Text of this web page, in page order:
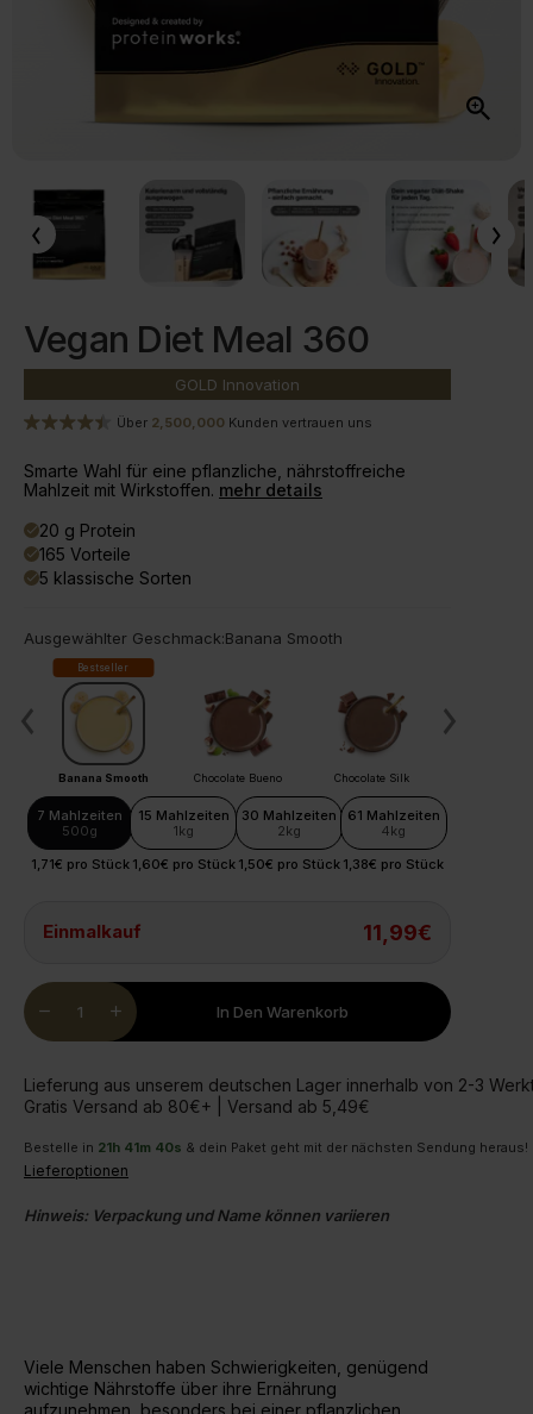
Vegan Diet Meal 360
GOLD Innovation
Über 2,500,000 Kunden vertrauen uns
Smarte Wahl für eine pflanzliche, nährstoffreiche
Mahlzeit mit Wirkstoffen. mehr details
done20 g Protein
done165 Vorteile
done5 klassische Sorten
Ausgewählter Geschmack:Banana Smooth
Bestseller
Banana Smooth Chocolate Bueno Chocolate Silk
7 Mahlzeiten
500g
1,71€ pro Stück
15 Mahlzeiten
1kg
1,60€ pro Stück
30 Mahlzeiten
2kg
1,50€ pro Stück
61 Mahlzeiten
4kg
1,38€ pro Stück
Einmalkauf 11,99€
remove
Quantity
add In Den Warenkorb
Lieferung aus unserem deutschen Lager innerhalb von 2-3
Gratis Versand ab 80€+ | Versand ab 5,49€
Bestelle in 21h 41m 39s & dein Paket geht mit der nächsten Sendung heraus!
Lieferoptionen
Hinweis: Verpackung und Name können variieren
Viele Menschen haben Schwierigkeiten, genügend
wichtige Nährstoffe über ihre Ernährung